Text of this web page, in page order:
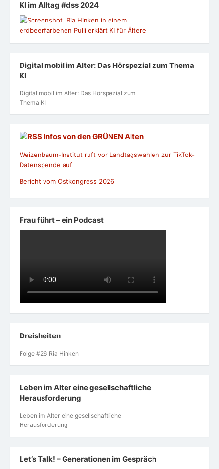
KI im Alltag #dss 2024
Digital mobil im Alter: Das Hörspezial zum Thema
KI
Digital mobil im Alter: Das Hörspezial zum
Thema KI
Infos von den GRÜNEN Alten
Weizenbaum-Institut ruft vor Landtagswahlen zur TikTok-
Datenspende auf
Bericht vom Ostkongress 2026
Frau führt – ein Podcast
Dreisheiten
Folge #26 Ria Hinken
Leben im Alter eine gesellschaftliche
Herausforderung
Leben im Alter eine gesellschaftliche
Herausforderung
Let’s Talk! – Generationen im Gespräch